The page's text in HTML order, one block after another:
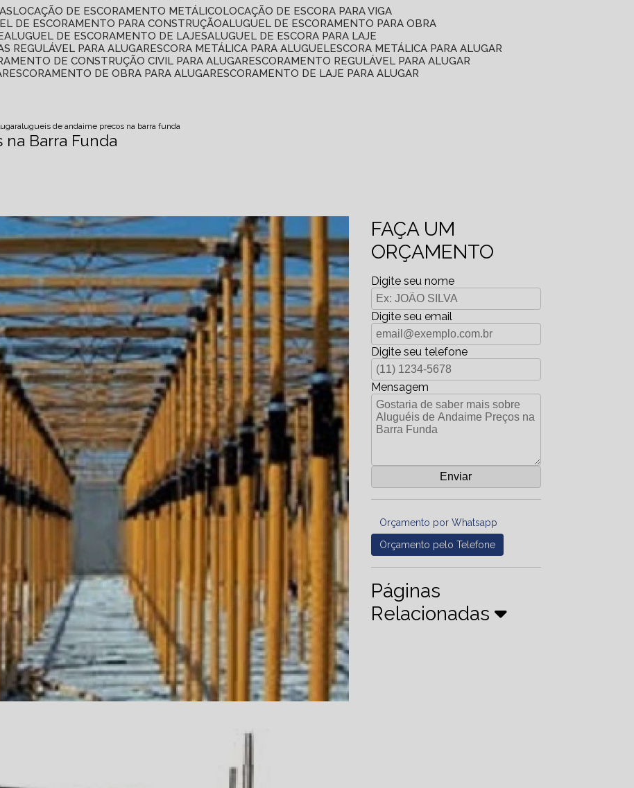
LOCAÇÃO DE ESCORAMENTO METÁLICO LOCAÇÃO DE ESCORA PARA VIGA
DE ESCORAMENTO PARA CONSTRUÇÃO ALUGUEL DE ESCORAMENTO PARA OBRA
ALUGUEL DE ESCORAMENTO DE LAJES ALUGUEL DE ESCORA PARA LAJE
REGULÁVEL PARA ALUGAR ESCORA METÁLICA PARA ALUGUEL ESCORA METÁLICA PARA ALUGAR
DE CONSTRUÇÃO CIVIL PARA ALUGAR ESCORAMENTO REGULÁVEL PARA ALUGAR
ESCORAMENTO DE OBRA PARA ALUGAR ESCORAMENTO DE LAJE PARA ALUGAR
alugueis de andaime precos na barra funda
Barra Funda
FAÇA UM
ORÇAMENTO
Digite seu nome
Digite seu email
Digite seu telefone
Mensagem
Orçamento por Whatsapp
Orçamento pelo Telefone
Páginas
Relacionadas